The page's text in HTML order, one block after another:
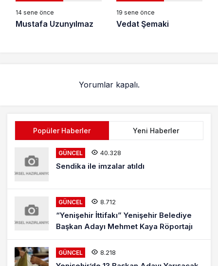
14 sene önce
Mustafa Uzunyılmaz
19 sene önce
Vedat Şemaki
Yorumlar kapalı.
Popüler Haberler Yeni Haberler
GÜNCEL 40.328
Sendika ile imzalar atıldı
GÜNCEL 8.712
“Yenişehir İttifakı” Yenişehir Belediye
Başkan Adayı Mehmet Kaya Röportajı
GÜNCEL 8.218